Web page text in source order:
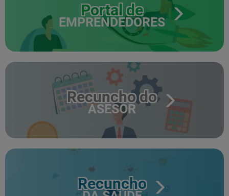
Portal de
EMPRENDEDORES
Recuncho do
ASESOR
Recuncho